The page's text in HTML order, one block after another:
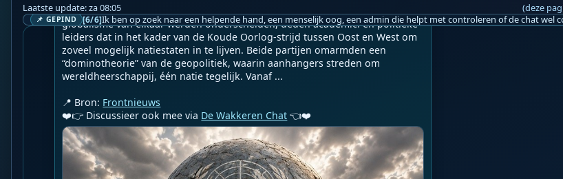
Laatste update: za 08:05 (deze
📌 GEPIND [6/6]
gesloten economieën en open markten. Voor zover nationalisme en
globalisme van elkaar werden onderscheiden, deden academici en politieke
leiders dat in het kader van de Koude Oorlog-strijd tussen Oost en West om
zoveel mogelijk natiestaten in te lijven. Beide partijen omarmden een
“dominotheorie” van de geopolitiek, waarin aanhangers streden om
wereldheerschappij, één natie tegelijk. Vanaf ...
📍 Bron: Frontnieuws
❤️👉 Discussieer ook mee via De Wakkeren Chat 👈❤️